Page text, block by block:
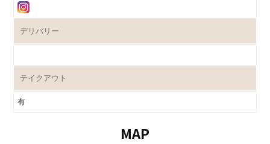
デリバリー
テイクアウト
有
MAP